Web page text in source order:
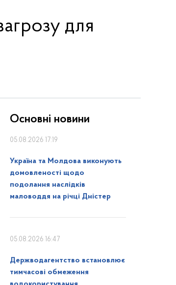
для
Основні новини
05.08.2026 17:19
Україна та Молдова виконують
домовленості щодо
подолання наслідків
маловоддя на річці Дністер
05.08.2026 16:47
Держводагентство встановлює
тимчасові обмеження